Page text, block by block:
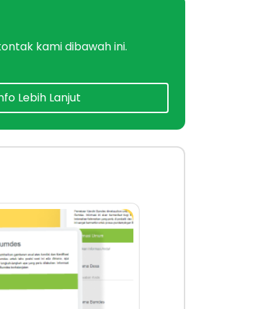
kami dibawah ini.
Lebih Lanjut